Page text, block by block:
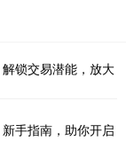
锁交易潜能，放大
手指南，助你开启